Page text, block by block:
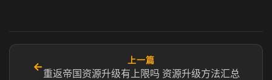
←
上一篇
重返帝国资源升级有上限吗 资源升级方法汇总